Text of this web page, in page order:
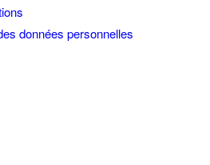
données personnelles